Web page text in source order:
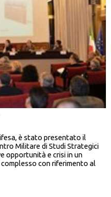
è stato presentato il
Militare di Studi Strategici
opportunità e crisi in un
con riferimento al